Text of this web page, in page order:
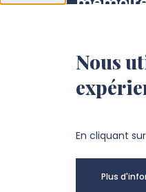
Pôle
Bureaux E.
+33 3 64
Nous
En cliquant
Plus